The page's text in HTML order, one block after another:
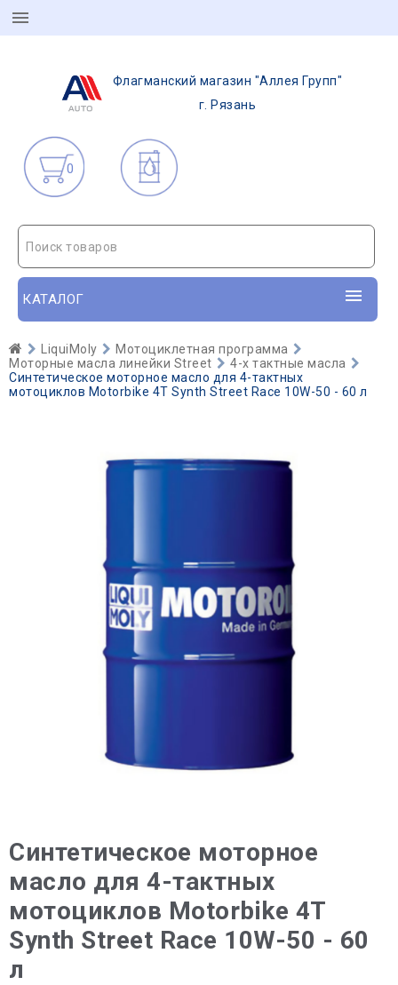
Флагманский магазин "Аллея Групп"
г. Рязань
0
Поиск товаров
КАТАЛОГ
LiquiMoly
Мотоциклетная программа
Моторные масла линейки Street
4-х тактные масла
Синтетическое моторное масло для 4-тактных
мотоциклов Motorbike 4T Synth Street Race 10W-50 - 60 л
Синтетическое моторное
масло для 4-тактных
мотоциклов Motorbike 4T
Synth Street Race 10W-50 - 60
л